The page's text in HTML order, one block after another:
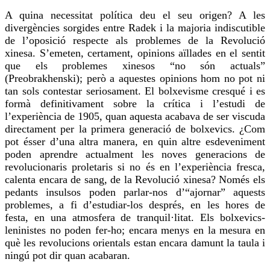
A quina necessitat política deu el seu origen? A les
divergències sorgides entre Radek i la majoria indiscutible
de l’oposició respecte als problemes de la Revolució
xinesa. S’emeten, certament, opinions aïllades en el sentit
que els problemes xinesos “no són actuals”
(Preobrakhenski); però a aquestes opinions hom no pot ni
tan sols contestar seriosament. El bolxevisme cresqué i es
formà definitivament sobre la crítica i l’estudi de
l’experiència de 1905, quan aquesta acabava de ser viscuda
directament per la primera generació de bolxevics. ¿Com
pot ésser d’una altra manera, en quin altre esdeveniment
poden aprendre actualment les noves generacions de
revolucionaris proletaris si no és en l’experiència fresca,
calenta encara de sang, de la Revolució xinesa? Només els
pedants insulsos poden parlar-nos d’“ajornar” aquests
problemes, a fi d’estudiar-los després, en les hores de
festa, en una atmosfera de tranquil·litat. Els bolxevics-
leninistes no poden fer-ho; encara menys en la mesura en
què les revolucions orientals estan encara damunt la taula i
ningú pot dir quan acabaran.